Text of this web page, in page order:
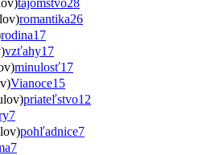
romantika26
rodina17
vzťahy17
minulosť17
Vianoce15
priateľstvo12
7
pohľadnice7
7